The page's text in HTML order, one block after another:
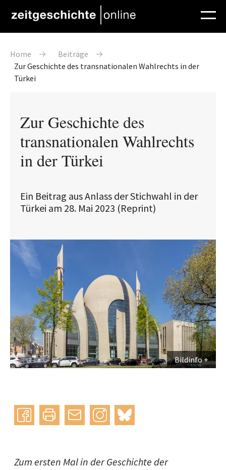
Pfadnavigation
Home
Beiträge
Zur Geschichte des transnationalen Wahlrechts in der
Türkei
Zur Geschichte des
transnationalen Wahlrechts
in der Türkei
Ein Beitrag aus Anlass der Stichwahl in der
Türkei am 28. Mai 2023 (Reprint)
Bildinfo
Instagram
bluesky
Zum ersten Mal in der Geschichte der